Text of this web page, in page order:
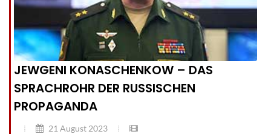
JEWGENI KONASCHENKOW – DAS
SPRACHROHR DER RUSSISCHEN
PROPAGANDA
21 August 2023